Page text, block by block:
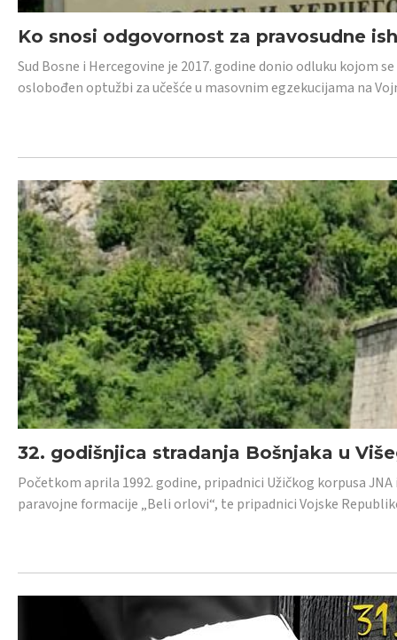
Ko snosi odgovornost za pravosudne
Sud Bosne i Hercegovine je 2017. godine donio odluku kojom
oslobođen optužbi za učešće u masovnim egzekucijama na
32. godišnjica stradanja Bošnjaka u
Početkom aprila 1992. godine, pripadnici Užičkog korpusa
paravojne formacije „Beli orlovi“, te pripadnici Vojske